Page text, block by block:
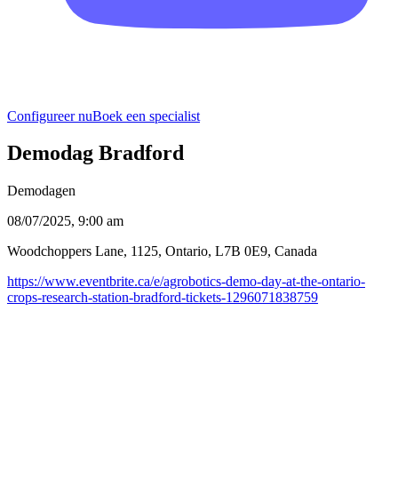
Configureer nuBoek een specialist
Demodag Bradford
Demodagen
08/07/2025, 9:00 am
Woodchoppers Lane, 1125, Ontario, L7B 0E9, Canada
https://www.eventbrite.ca/e/agrobotics-demo-day-at-the-ontario-
crops-research-station-bradford-tickets-1296071838759